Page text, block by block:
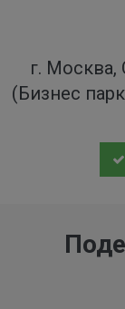
г. Москва,
(Бизнес